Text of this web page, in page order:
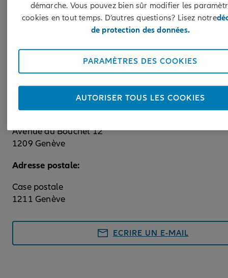
CAP Protection Juridique
Service Juridique Clients Genève
Adresse pour les visiteurs:
Avenue du Bouchet 12
1209 Genève
Adresse postale:
Case postale
1211 Genève
ECRIRE UN E-MAIL
démarche. Vous pouvez bien sûr modifier les
cookies en tout temps. D’autres questions? Lisez notre
de protection des données.
PARAMÈTRES DES COOKIES
AUTORISER TOUS LES COOKIES